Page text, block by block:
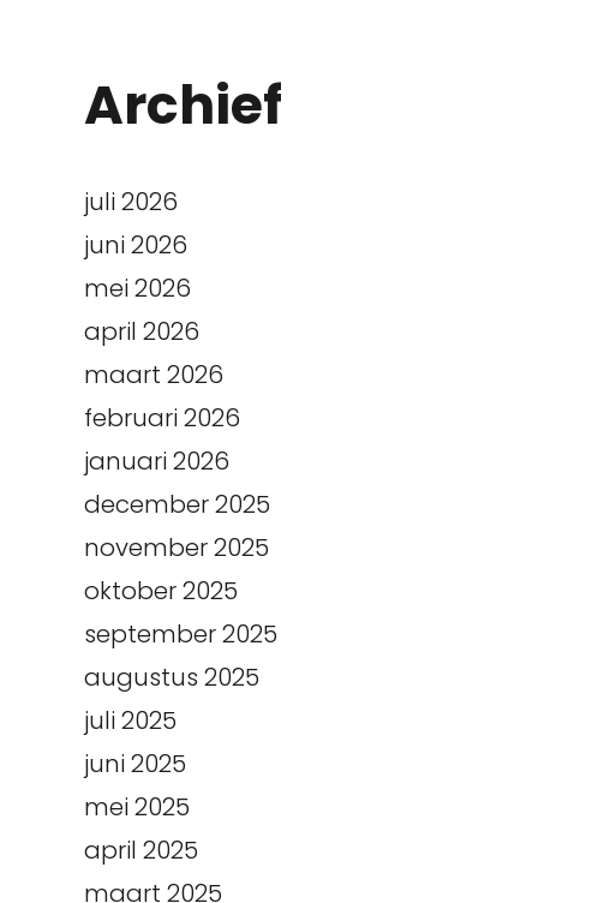
Archief
juli 2026
juni 2026
mei 2026
april 2026
maart 2026
februari 2026
januari 2026
december 2025
november 2025
oktober 2025
september 2025
augustus 2025
juli 2025
juni 2025
mei 2025
april 2025
maart 2025